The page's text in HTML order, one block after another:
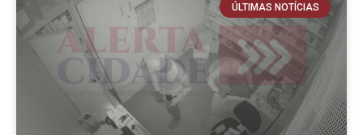
ÚLTIMAS NOTÍCIAS